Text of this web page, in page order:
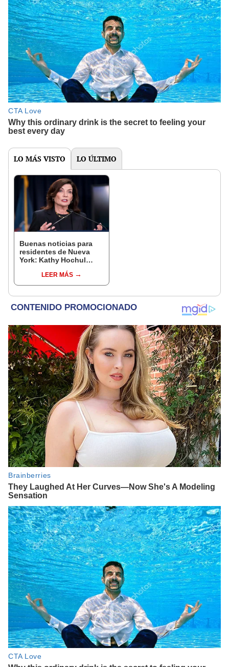
LO MÁS VISTO LO ÚLTIMO
Buenas noticias para
residentes de Nueva
York: Kathy Hochul
presupuesto que
beneficia a las familias
LEER MÁS